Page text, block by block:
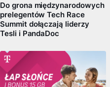
Do grona międzynarodowych
prelegentów Tech Race
Summit dołączają liderzy
Tesli i PandaDoc